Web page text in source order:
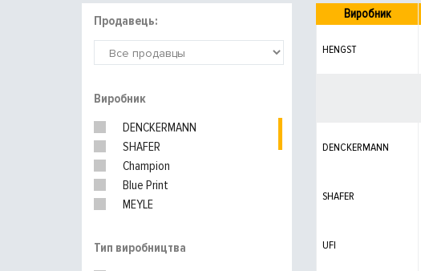
Продавець:
Виробник
DENCKERMANN
SHAFER
Champion
Blue Print
MEYLE
SOFIMA
Тип виробництва
Виробник
HENGST
DENCKERMANN
SHAFER
UFI